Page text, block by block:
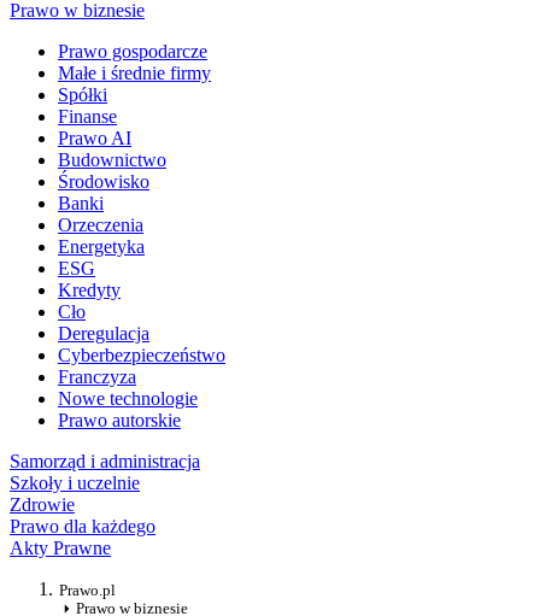
Prawo w biznesie
Prawo gospodarcze
Małe i średnie firmy
Spółki
Finanse
Prawo AI
Budownictwo
Środowisko
Banki
Orzeczenia
Energetyka
ESG
Kredyty
Cło
Deregulacja
Cyberbezpieczeństwo
Franczyza
Nowe technologie
Prawo autorskie
Samorząd i administracja
Szkoły i uczelnie
Zdrowie
Prawo dla każdego
Akty Prawne
Prawo.pl
Prawo w biznesie